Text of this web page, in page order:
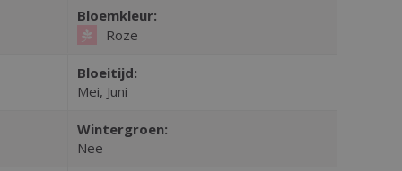
Bloemkleur:
Roze
Bloeitijd:
Mei, Juni
Wintergroen:
Nee